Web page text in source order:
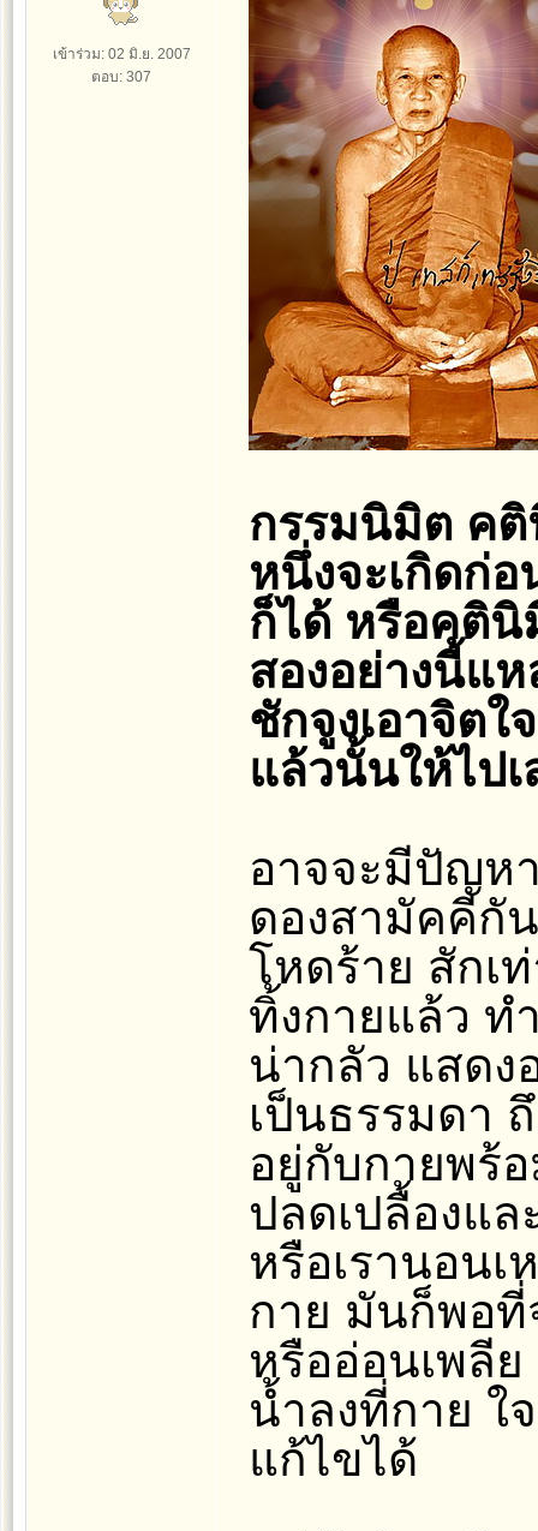
เข้าร่วม: 02 มิ.ย. 2007
ตอบ: 307
กรรมนิมิต คติ
หนึ่งจะเกิดก่
ก็ได้ หรือคตินิ
สองอย่างนี้แห
ชักจูงเอาจิตใ
แล้วนั้นให้ไปเ
อาจจะมีปัญห
ดองสามัคคีกั
โหดร้าย สักเ
ทิ้งกายแล้ว ท
น่ากลัว แสดง
เป็นธรรมดา
อยู่กับกายพร้
ปลดเปลื้องแ
หรือเรานอนเ
กาย มันก็พอที่
หรืออ่อนเพลี
น้ำลงที่กาย ใ
แก้ไขได้